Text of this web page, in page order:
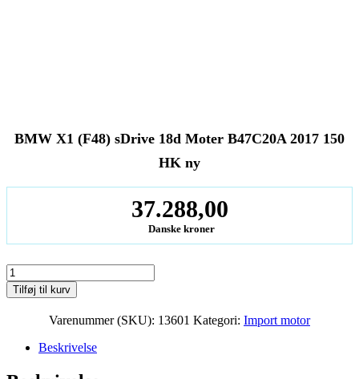
BMW X1 (F48) sDrive 18d Moter B47C20A 2017 150
HK ny
37.288,00
Danske kroner
BMW
X1
(F48)
B47C20A
Tilføj til kurv
Varenummer (SKU): 13601 Kategori: Import motor
Beskrivelse